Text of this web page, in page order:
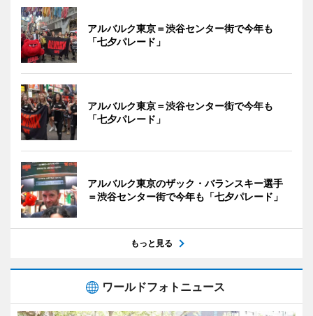
アルバルク東京＝渋谷センター街で今年も
「七夕パレード」
アルバルク東京＝渋谷センター街で今年も
「七夕パレード」
アルバルク東京のザック・バランスキー選手
＝渋谷センター街で今年も「七夕パレード」
もっと見る
ワールドフォトニュース